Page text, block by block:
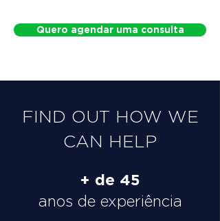
Quero agendar uma consulta
FIND OUT HOW WE
CAN HELP
+ de 45
anos de experiência